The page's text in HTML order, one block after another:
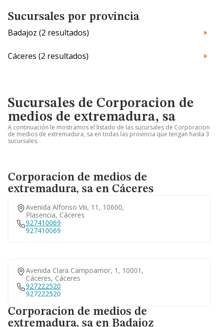
Sucursales por provincia
Badajoz (2 resultados)
Cáceres (2 resultados)
Sucursales de Corporacion de
medios de extremadura, sa
A continuación le mostramos el listado de las sucursales de Corporacion
de medios de extremadura, sa en todas las provincia que tengan hasta 3
sucursales.
Corporacion de medios de
extremadura, sa en Cáceres
Avenida Alfonso Viii, 11, 10600,
Plasencia, Cáceres
927410069
927410069
Avenida Clara Campoamor, 1, 10001,
Cáceres, Cáceres
927222520
927222520
Corporacion de medios de
extremadura, sa en Badajoz